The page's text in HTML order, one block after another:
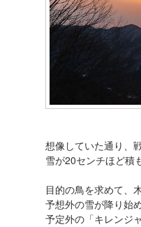
想像していた通り、
雪が20センチほど積
目的の鳥を求めて、
予想外の雪が降り始
予定外の「キレンジ